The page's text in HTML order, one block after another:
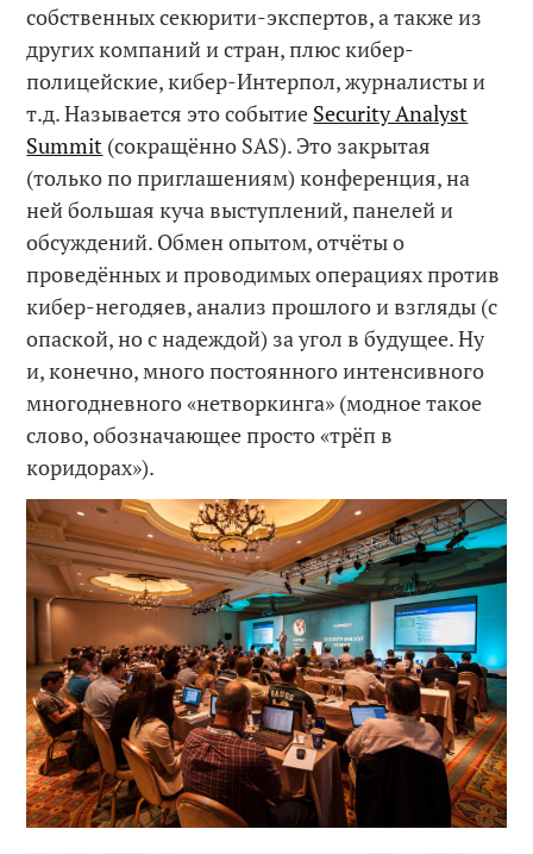
собственных секюрити-экспертов, а также из
других компаний и стран, плюс кибер-
полицейские, кибер-Интерпол, журналисты и
т.д. Называется это событие Security Analyst
Summit (сокращённо SAS). Это закрытая
(только по приглашениям) конференция, на
ней большая куча выступлений, панелей и
обсуждений. Обмен опытом, отчёты о
проведённых и проводимых операциях против
кибер-негодяев, анализ прошлого и взгляды (с
опаской, но с надеждой) за угол в будущее. Ну
и, конечно, много постоянного интенсивного
многодневного «нетворкинга» (модное такое
слово, обозначающее просто «трёп в
коридорах»).